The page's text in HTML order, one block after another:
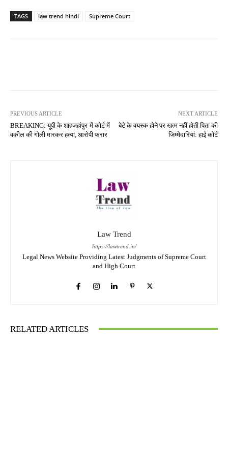
TAGS law trend hindi Supreme Court
PREVIOUS ARTICLE
BREAKING: यूपी के शाहजहांपुर में कोर्ट में
वकील की गोली मारकर हत्या, आरोपी फरार
NEXT ARTICLE
बेटे के वयस्क होने पर खत्म नहीं होती पिता की
जिम्मेदारियां: हाई कोर्ट
Law Trend
https://lawtrend.in/
Legal News Website Providing Latest Judgments of Supreme Court
and High Court
RELATED ARTICLES